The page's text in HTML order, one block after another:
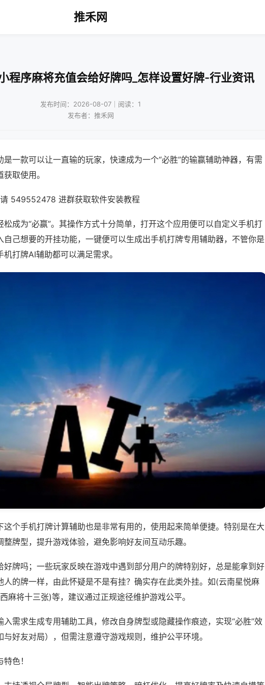
推禾网
程序麻将充值会给好牌吗_怎样设置好牌-行业资讯
发布时间：2026-08-07｜阅读：1
发布者：推禾网
一款可以让一直输的玩家，快速成为一个“必胜”的输赢辅助神器，有需
取使用。
549552478 进群获取软件安装教程
成为“必赢”。其操作方式十分简单，打开这个应用便可以自定义手机打
自己想要的开挂功能，一键便可以生成出手机打牌专用辅助器，不管你是
打牌AI辅助都可以满足需求。
这个手机打牌计算辅助也是非常有用的，使用起来简单便捷。特别是在大
牌型，提升游戏体验，避免影响好友间互动乐趣。
好牌吗；一些玩家反映在游戏中遇到部分用户的牌特别好，总是能拿到好
人的牌一样，由此怀疑是不是有挂？确实存在此类外挂。如(云南星悦麻
麻将十三张)等，建议通过正规途径维护游戏公平。
入需求生成专用辅助工具，修改自身牌型或隐藏操作痕迹，实现“必胜”效
好友对局），但需注意遵守游戏规则，维护公平环境。
色！